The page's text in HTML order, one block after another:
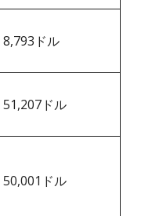
8,793ドル
51,207ドル
50,001ドル